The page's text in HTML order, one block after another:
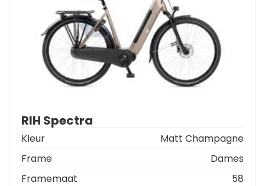
RIH Spectra
Kleur
Matt Champagne
Frame
Dames
Framemaat
58